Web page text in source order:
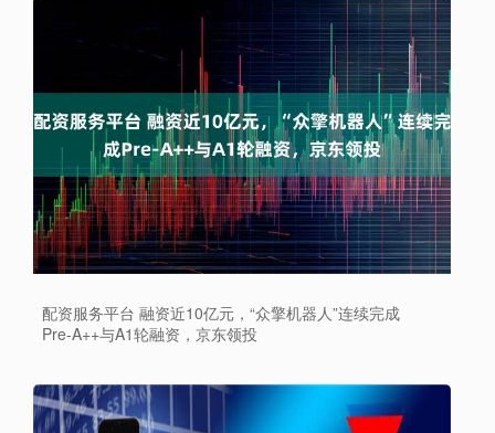
配资服务平台 融资近10亿元，“众擎机器人”连续完成
Pre-A++与A1轮融资，京东领投